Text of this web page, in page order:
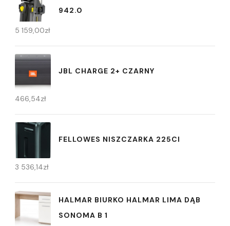
942.0
5 159,00zł
JBL CHARGE 2+ CZARNY
466,54zł
FELLOWES NISZCZARKA 225CI
3 536,14zł
HALMAR BIURKO HALMAR LIMA DĄB
SONOMA B 1